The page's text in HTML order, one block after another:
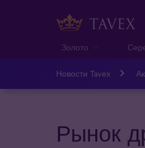
Золото
Новости Tavex
Рынок